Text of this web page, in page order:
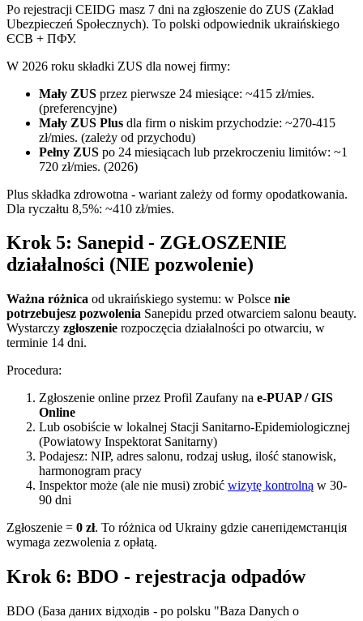
Po rejestracji CEIDG masz 7 dni na zgłoszenie do ZUS (Zakład
Ubezpieczeń Społecznych). To polski odpowiednik ukraińskiego
ЄСВ + ПФУ.
W 2026 roku składki ZUS dla nowej firmy:
Mały ZUS przez pierwsze 24 miesiące: ~415 zł/mies.
(preferencyjne)
Mały ZUS Plus dla firm o niskim przychodzie: ~270-415
zł/mies. (zależy od przychodu)
Pełny ZUS po 24 miesiącach lub przekroczeniu limitów: ~1
720 zł/mies. (2026)
Plus składka zdrowotna - wariant zależy od formy opodatkowania.
Dla ryczałtu 8,5%: ~410 zł/mies.
Krok 5: Sanepid - ZGŁOSZENIE
działalności (NIE pozwolenie)
Ważna różnica od ukraińskiego systemu: w Polsce nie
potrzebujesz pozwolenia Sanepidu przed otwarciem salonu beauty.
Wystarczy zgłoszenie rozpoczęcia działalności po otwarciu, w
terminie 14 dni.
Procedura:
Zgłoszenie online przez Profil Zaufany na e-PUAP / GIS
Online
Lub osobiście w lokalnej Stacji Sanitarno-Epidemiologicznej
(Powiatowy Inspektorat Sanitarny)
Podajesz: NIP, adres salonu, rodzaj usług, ilość stanowisk,
harmonogram pracy
Inspektor może (ale nie musi) zrobić wizytę kontrolną w 30-
90 dni
Zgłoszenie = 0 zł. To różnica od Ukrainy gdzie санепідемстанція
wymaga zezwolenia z opłatą.
Krok 6: BDO - rejestracja odpadów
BDO (База даних відходів - po polsku "Baza Danych o